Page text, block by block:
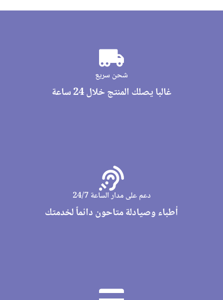
شحن سريع
غالبا يصلك المنتج خلال 24 ساعة
دعم على مدار الساعة 24/7
أطباء وصيادلة متاحون دائماً لخدمتك